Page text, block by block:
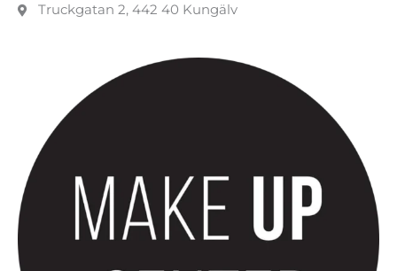
Truckgatan 2, 442 40 Kungälv